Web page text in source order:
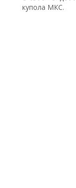
купола МКС.